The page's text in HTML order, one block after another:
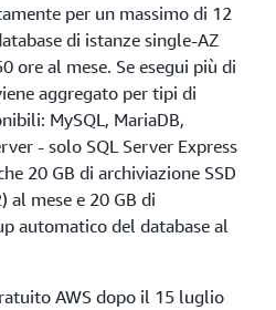
per un massimo di 12
di istanze single-AZ
ore al mese. Se esegui più di
aggregato per tipi di
MySQL, MariaDB,
- solo SQL Server Express
20 GB di archiviazione SSD
al mese e 20 GB di
automatico del database al
AWS dopo il 15 luglio